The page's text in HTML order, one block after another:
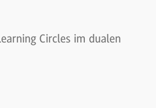
Circles im dualen